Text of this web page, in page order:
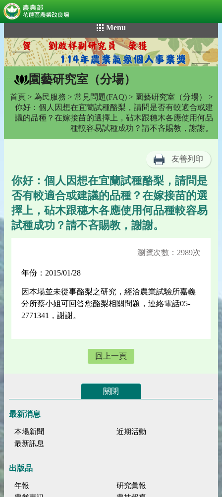
到
主
要
內
容
Menu
::: 園藝研究室（分場）
首頁 > 為民服務 > 常見問題(FAQ) > 園藝研究室（分場）
>
你好：個人因想在宜蘭試種酪梨，請問是否有較適合或建
議的品種？在嫁接苗的選擇上，砧木跟穗木各應使用何品
種較容易試種成功？請不吝賜教，謝謝。
友善列印
你好：個人因想在宜蘭試種酪梨，請問是
否有較適合或建議的品種？在嫁接苗的選
擇上，砧木跟穗木各應使用何品種較容易
試種成功？請不吝賜教，謝謝。
瀏覽次數：2989次
年份：2015/01/28
因本場並未從事酪梨之研究，經洽農業試驗所嘉義
分所蔡小姐可回答您酪梨相關問題，連絡電話05-
2771341，謝謝。
回上一頁
關閉
最新消息
本場新聞
近期活動
最新訊息
出版品
年報
研究彙報